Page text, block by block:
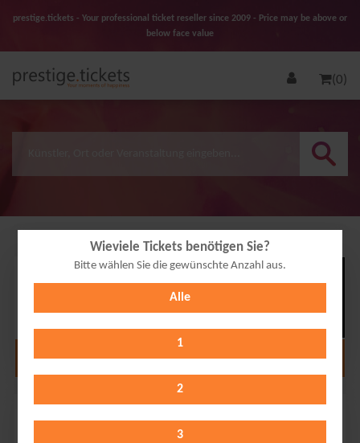
prestige.tickets - Your professional ticket reseller since 2009 - Price may be above or
below face value
(0)
Wieviele Tickets benötigen Sie?
Bitte wählen Sie die gewünschte Anzahl aus.
Alle
1
2
3
02
Alle Termine anzeigen
Mitsubishi Electric Halle // Düsseldorf